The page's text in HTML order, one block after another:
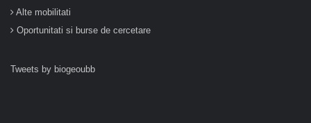
Alte mobilitati
Oportunitati si burse de cercetare
Tweets by biogeoubb